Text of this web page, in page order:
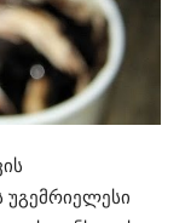
უგემრიელესი